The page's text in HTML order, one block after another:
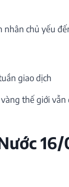
nhân chủ yếu
giao dịch
thế giới